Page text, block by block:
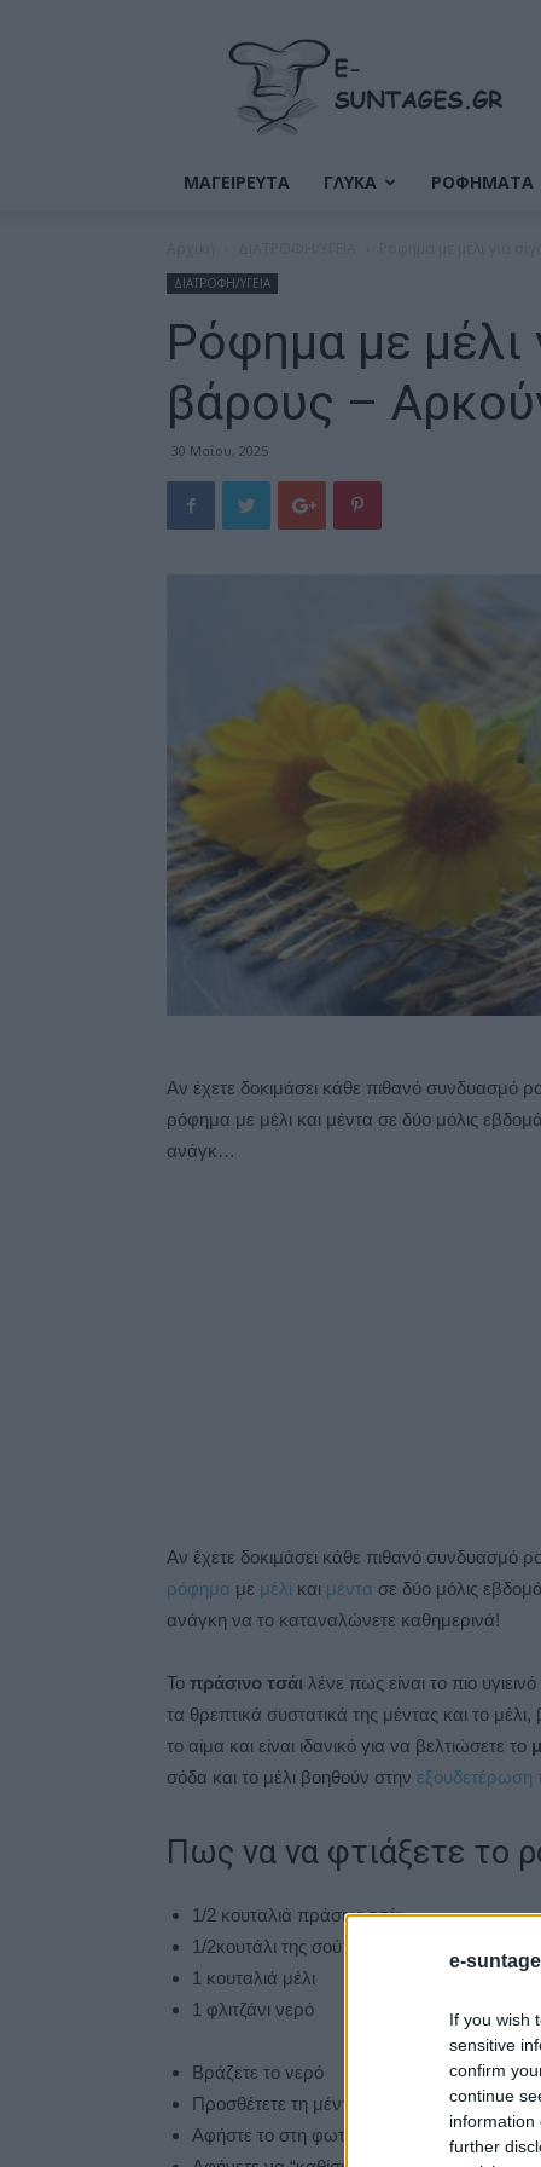
e-
If you wish
sensitive
confirm
continue
information
further
Ε-
Συνταγές
ΜΑΓΕΙΡΕΥΤΑ ΓΛΥΚΑ ΡΟΦΗΜΑΤΑ
ΔΙΑΤΡΟΦΗ/ΥΓΕΙΑ
Ρόφημα με μέλι
βάρους –
30 Μαΐου, 2025
Αν έχετε δοκιμάσει κάθε πιθανό συνδυασμό
ρόφημα με μέλι και μέντα σε δύο μόλις
ανάγκ…
Αν έχετε δοκιμάσει κάθε πιθανό συνδυασμό
ρόφημα με μέλι και μέντα σε δύο μόλις
ανάγκη να το καταναλώνετε καθημερινά!
Το πράσινο τσάι λένε πως είναι το πιο
τα θρεπτικά συστατικά της μέντας και το
το αίμα και είναι ιδανικό για να βελτιώσετε το
σόδα και το μέλι βοηθούν στην εξουδετέρωση
Πως να να φτιάξετε το
1/2 κουταλιά πράσινο τσάι
1/2κουτάλι της σούπας μέντα
1 κουταλιά μέλι
1 φλιτζάνι νερό
Βράζετε το νερό
Προσθέτετε τη μέντα και το πράσινο τσάι
Αφήστε το στη φωτιά για 2 έως 3 λεπτά.